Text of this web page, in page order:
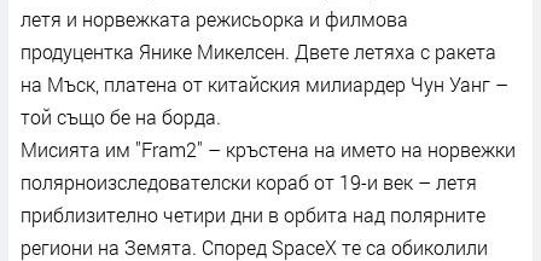
летя и норвежката режисьорка и филмова
продуцентка Янике Микелсен. Двете летяха с ракета
на Мъск, платена от китайския милиардер Чун Уанг –
той също бе на борда.
Мисията им "Fram2" – кръстена на името на норвежки
полярноизследователски кораб от 19-и век – летя
приблизително четири дни в орбита над полярните
региони на Земята. Според SpaceX те са обиколили